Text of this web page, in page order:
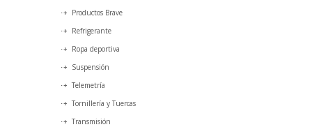
Productos Brave
Refrigerante
Ropa deportiva
Suspensión
Telemetría
Tornillería y Tuercas
Transmisión